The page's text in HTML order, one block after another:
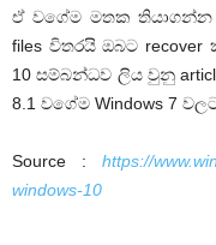
ඒ වගේම මතක තියාගන්න
files විතරයි ඔබට
10 සම්බන්ධව ලිය වුනු
8.1 වගේම Windows 7
Source : https://
windows-10